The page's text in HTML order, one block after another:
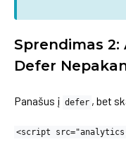
Sprendimas
Defer
Panašus į defer , bet
<script